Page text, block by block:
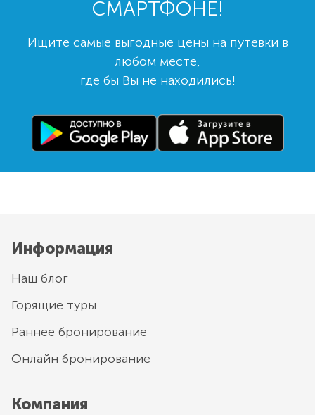
СМАРТФОНЕ!
Ищите самые выгодные цены на путевки в
любом месте,
где бы Вы не находились!
Информация
Наш блог
Горящие туры
Раннее бронирование
Онлайн бронирование
Компания